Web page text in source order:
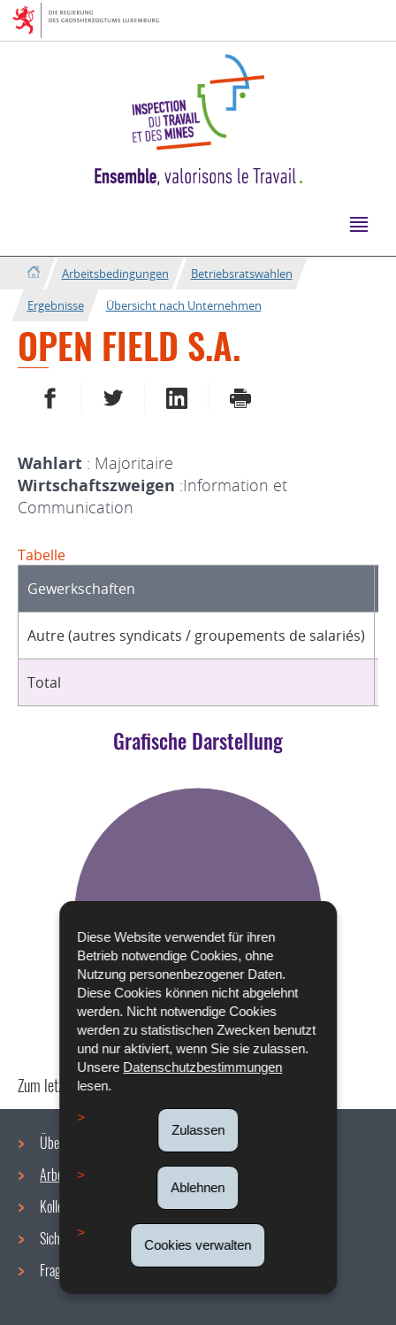
Diese Website verwendet für ihren
Betrieb notwendige Cookies, ohne
Nutzung personenbezogener Daten.
Diese Cookies können nicht abgelehnt
werden. Nicht notwendige Cookies
werden zu statistischen Zwecken benutzt
und nur aktiviert, wenn Sie sie zulassen.
Unsere Datenschutzbestimmungen
lesen.
Zulassen
Ablehnen
Cookies verwalten
Zur
Navigation
Zum
Inhalt
Arbeitsbedingungen
Betriebsratswahlen
Ergebnisse
Übersicht nach Unternehmen
OPEN FIELD S.A.
AUF FACEBOOK TEILENAUF TWITTER TEILENAUF LINKEDIN TEILEN
DRUCKEN
Wahlart : Majoritaire
Wirtschaftszweigen :Information et
Communication
Tabelle
Gewerkschaften
Autre (autres syndicats / groupements de salariés)
Total
Grafische Darstellung
Zum letzten Mal aktualisiert am
Navigationsmenü
Über uns
Arbeitsbedingungen
Kollektive Vereinbarungen
Sicherheit/Gesundheit am Arbeitsplatz
Fragen / Antworten